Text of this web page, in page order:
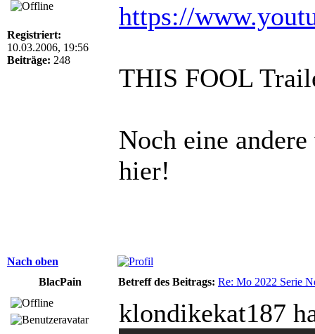
Registriert:
10.03.2006, 19:56
Beiträge: 248
https://
THIS FOOL
Noch eine
hier!
Nach oben
BlacPain
Betreff des Beitrags: Re: Mo 2022 Serie
klondikekat187